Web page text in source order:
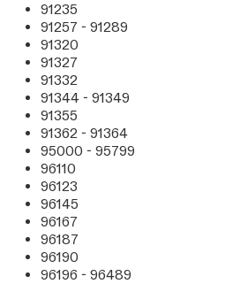
91235
91257 - 91289
91320
91327
91332
91344 - 91349
91355
91362 - 91364
95000 - 95799
96110
96123
96145
96167
96187
96190
96196 - 96489